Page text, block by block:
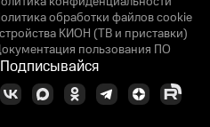
обработки файлов cookie
КИОН (ТВ и приставки)
пользования ПО
Подписывайся